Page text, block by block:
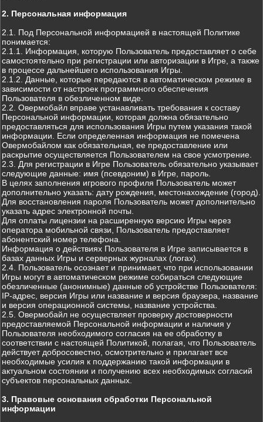
2. Персональная информация
2.1. Под Персональной информацией в настоящей Политике
понимается:
2.1.1. Информация, которую Пользователь предоставляет о себе
самостоятельно при регистрации или авторизации в Игре, а также
в процессе дальнейшего использования Игры.
2.1.2. Данные, которые передаются в автоматическом режиме в
зависимости от настроек программного обеспечения
Пользователя в обезличенном виде.
2.2. Овермобайл вправе устанавливать требования к составу
Персональной информации, которая должна обязательно
предоставляться для использования Игры путем указания такой
информации. Если определенная информация не помечена
Овермобайлом как обязательная, ее предоставление или
раскрытие осуществляется Пользователем на свое усмотрение.
2.3. Для регистрации в Игре Пользователь обязательно указывает
следующие данные: имя (псевдоним) в Игре, пароль.
В целях заполнения игрового профиля Пользователь может
дополнительно указать: дату рождения, местонахождение (город).
Для восстановления пароля Пользователь может дополнительно
указать адрес электронной почты.
Для оплаты лицензии на расширенную версию Игры через
оператора мобильной связи, Пользователь предоставляет
абонентский номер телефона.
Информация о действиях Пользователя в Игре записывается в
базах данных Игры и серверных журналах (логах).
2.4. Пользователь осознает и принимает, что при использовании
Игры могут в автоматическом режиме собираться следующие
обезличенные (анонимные) данные об устройстве Пользователя:
IP-адрес, версия Игры или название и версия браузера, название
и версия операционной системы, название устройства.
2.5. Овермобайл не осуществляет проверку достоверности
предоставляемой Персональной информации и наличия у
Пользователя необходимого согласия на ее обработку в
соответствии с настоящей Политикой, полагая, что Пользователь
действует добросовестно, осмотрительно и прилагает все
необходимые усилия к поддержанию такой информации в
актуальном состоянии и получению всех необходимых согласий
субъектов персональных данных.
3. Правовые основания обработки Персональной
информации